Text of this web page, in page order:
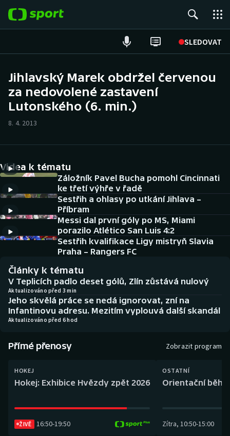
SLEDOVAT
Hokej
Cyklistika
DALŠÍ SPORTY
Americký fotbal
Baseball a softbal
Biatlon
Boby a skeleton
Dostihy
Florbal
NEPŘEHLÉDNĚTE
Soutěže
Aplikace ČT sport
AZ kvíz
Jihlavský Marek obdržel červenou
za nedovolené zastavení
Lutonského (6. min.)
8. 4. 2013
Videa k tématu
Záložník Pavel Bucha pomohl Cincinnati
ke třetí výhře v řadě
Sestřih a ohlasy po utkání Jihlava –
Příbram
Messi dal první góly po MS, Miami
porazilo Atlético San Luis 4:2
Sestřih kvalifikace Ligy mistryň Slavia
Praha – Rangers FC
Články k tématu
V Teplicích padlo deset gólů, Zlín zůstává nulový
Aktualizováno před 3 min
Jeho skvělá práce se nedá ignorovat, zní na
Infantinovu adresu. Mezitím vyplouvá další skandál
Aktualizováno před 6 hod
Přímé přenosy Zobrazit program
HOKEJ
Hokej: Exhibice Hvězdy zpět 2026
ŽIVĚ 16:50-19:50
OSTATNÍ
Orientační běh:
Zítra, 10:50-15:00